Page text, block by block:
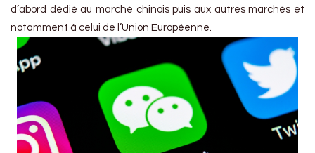
d’abord dédié au marché chinois puis aux autres marchés et
notamment à celui de l’Union Européenne.